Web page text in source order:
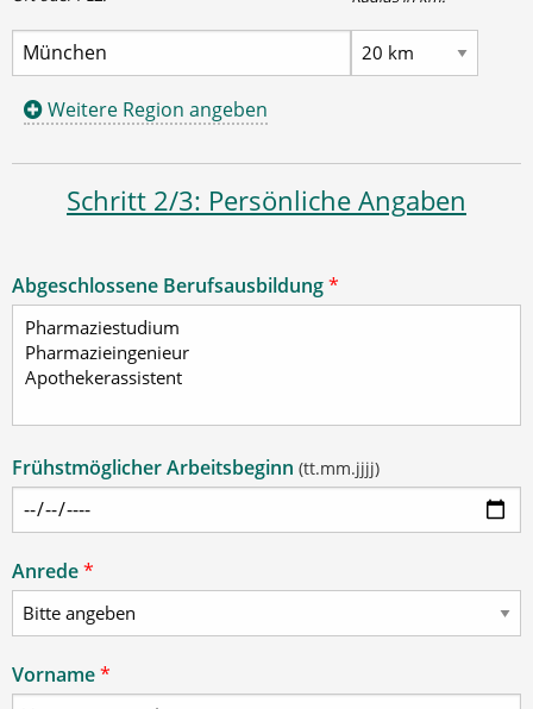
Weitere Region angeben
Schritt 2/3: Persönliche Angaben
Abgeschlossene Berufsausbildung*
Frühstmöglicher Arbeitsbeginn (tt.mm.jjjj)
Anrede*
Vorname*